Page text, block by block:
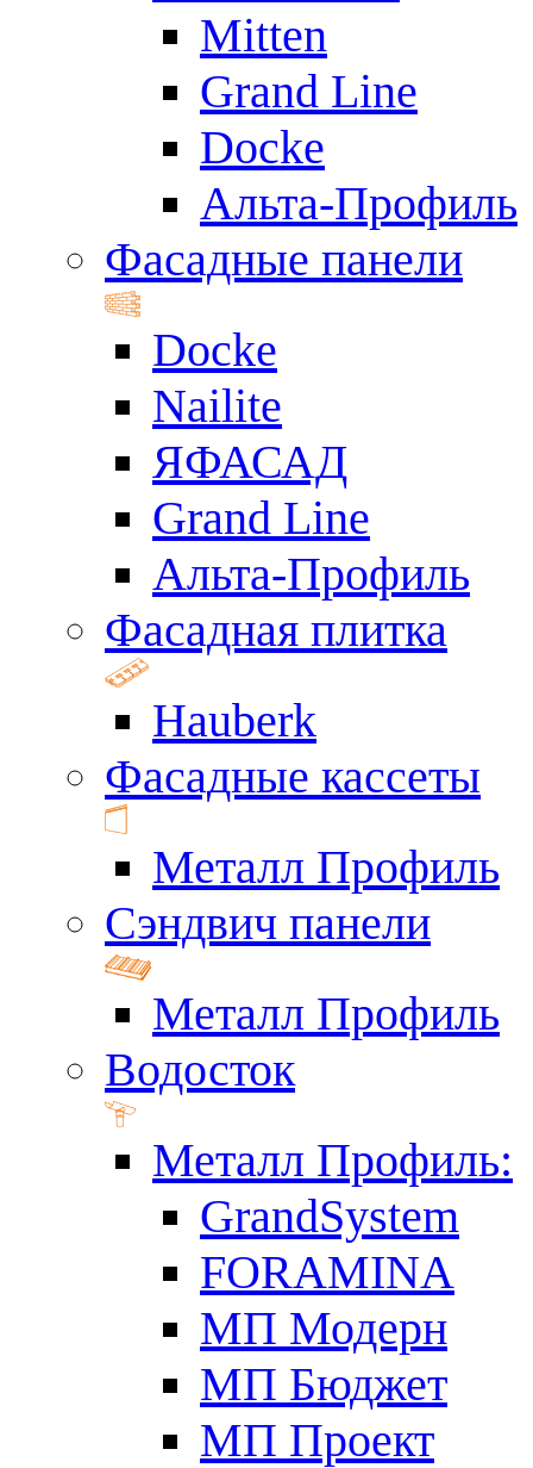
Mitten
Grand Line
Docke
Альта-Профиль
Фасадные панели
Docke
Nailite
ЯФАСАД
Grand Line
Альта-Профиль
Фасадная плитка
Hauberk
Фасадные кассеты
Металл Профиль
Сэндвич панели
Металл Профиль
Водосток
Металл Профиль:
GrandSystem
FORAMINA
МП Модерн
МП Бюджет
МП Проект